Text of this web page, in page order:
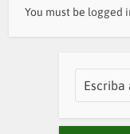
You must be logged